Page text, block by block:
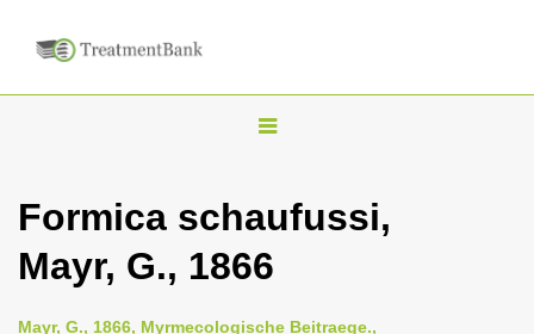
T
g
l
n
Formica schaufussi,
Mayr, G., 1866
Mayr, G., 1866, Myrmecologische Beitraege.,